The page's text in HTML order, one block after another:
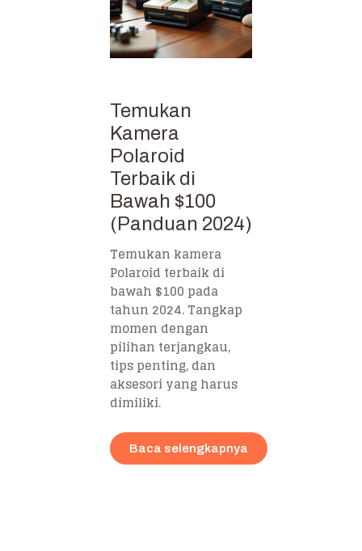
Temukan
Kamera
Polaroid
Terbaik di
Bawah $100
(Panduan 2024)
Temukan kamera
Polaroid terbaik di
bawah $100 pada
tahun 2024. Tangkap
momen dengan
pilihan terjangkau,
tips penting, dan
aksesori yang harus
dimiliki.
Baca selengkapnya